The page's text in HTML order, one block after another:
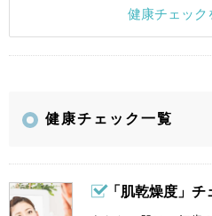
健康チェック
健康チェック一覧
「肌乾燥度」チ